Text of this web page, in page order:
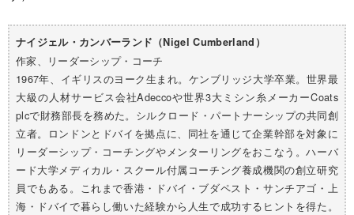
ナイジェル・カンバーランド（Nigel Cumberland）
作家、リーダーシップ・コーチ
1967年、イギリスのヨーク生まれ。ケンブリッジ大学卒業。世界最
大級の人材サービス会社Adeccoや世界3大ミシン糸メーカーCoats
plcで財務部長を務めた。シルクロード・パートナーシップの共同創
立者。ロンドンとドバイを拠点に、同社を通じて企業幹部を対象に
リーダーシップ・コーチングやメンターリングをおこなう。ハーバ
ード大学メディカル・スクール付属コーチング養成機関の創立研究
員でもある。これまで香港・ドバイ・ブダペスト・サンチアゴ・上
海・ドバイで暮らし働いた経験から人生で成功するヒントを得た。